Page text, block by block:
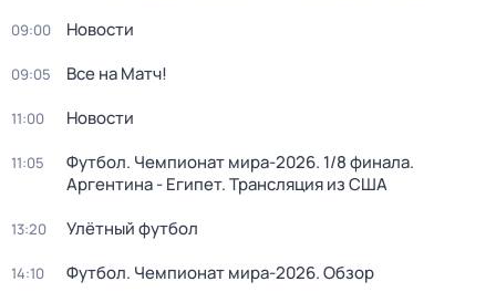
09:00 Новости
09:05 Все на Матч!
11:00 Новости
11:05
Футбол. Чемпионат мира-2026. 1/8 финала.
Аргентина - Египет. Трансляция из США
13:20 Улётный футбол
14:10 Футбол. Чемпионат мира-2026. Обзор